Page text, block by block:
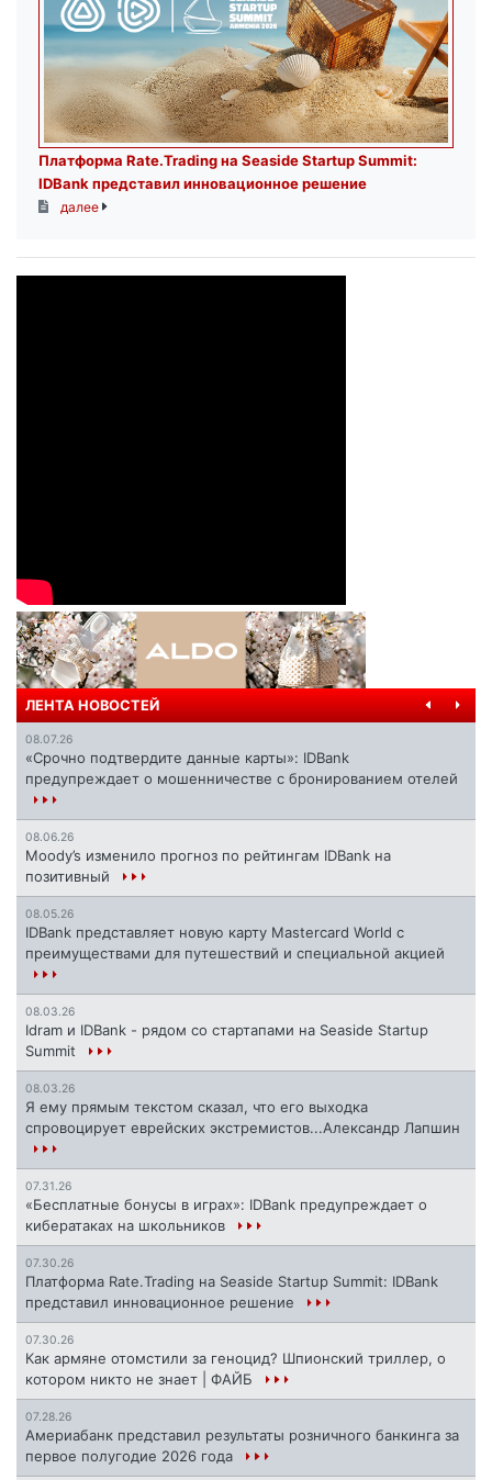
Платформа Rate.Trading на Seaside Startup Summit:
IDBank представил инновационное решение
далее
ЛЕНТА НОВОСТЕЙ
08.07.26
«Срочно подтвердите данные карты»: IDBank
предупреждает о мошенничестве с бронированием отелей
08.06.26
Moody’s изменило прогноз по рейтингам IDBank на
позитивный
08.05.26
IDBank представляет новую карту Mastercard World с
преимуществами для путешествий и специальной акцией
08.03.26
Idram и IDBank - рядом со стартапами на Seaside Startup
Summit
08.03.26
Я ему прямым текстом сказал, что его выходка
спровоцирует еврейских экстремистов...Александр Лапшин
07.31.26
«Бесплатные бонусы в играх»: IDBank предупреждает о
кибератаках на школьников
07.30.26
Платформа Rate.Trading на Seaside Startup Summit: IDBank
представил инновационное решение
07.30.26
Как армяне отомстили за геноцид? Шпионский триллер, о
котором никто не знает | ФАЙБ
07.28.26
Америабанк представил результаты розничного банкинга за
первое полугодие 2026 года